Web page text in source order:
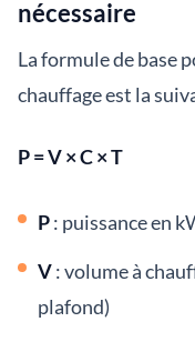
nécessaire
La formule de base
chauffage est la
P = V × C × T
P: puissance en
V: volume à
plafond)